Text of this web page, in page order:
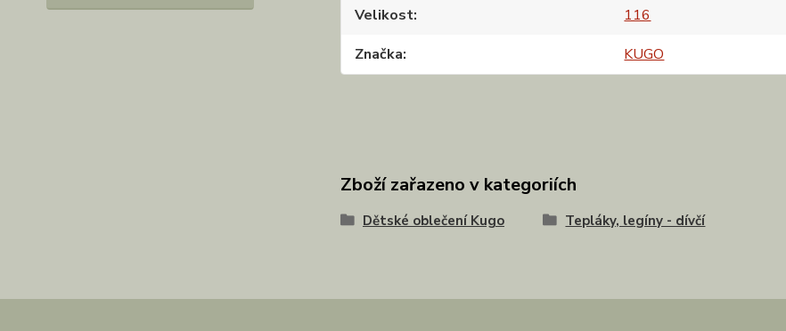
Velikost
116
Značka
KUGO
Zboží zařazeno v kategoriích
Dětské oblečení Kugo Tepláky, legíny - dívčí